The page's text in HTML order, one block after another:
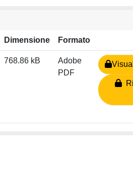
Dimensione Formato
768.86 kB
Adobe
PDF